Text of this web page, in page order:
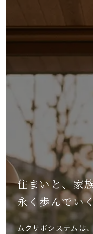
住まいと、家
永く歩んでい
ムクサポシステムは